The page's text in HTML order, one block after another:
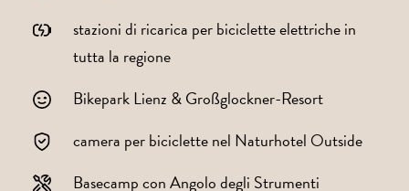
stazioni di ricarica per biciclette elettriche in
tutta la regione
Bikepark Lienz & Großglockner-Resort
camera per biciclette nel Naturhotel Outside
Basecamp con Angolo degli Strumenti